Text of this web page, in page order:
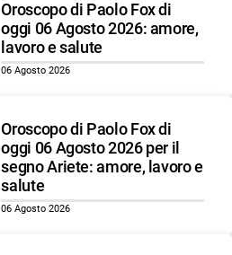
Oroscopo di Paolo Fox di
oggi 06 Agosto 2026: amore,
lavoro e salute
06 Agosto 2026
Oroscopo di Paolo Fox di
oggi 06 Agosto 2026 per il
segno Ariete: amore, lavoro e
salute
06 Agosto 2026